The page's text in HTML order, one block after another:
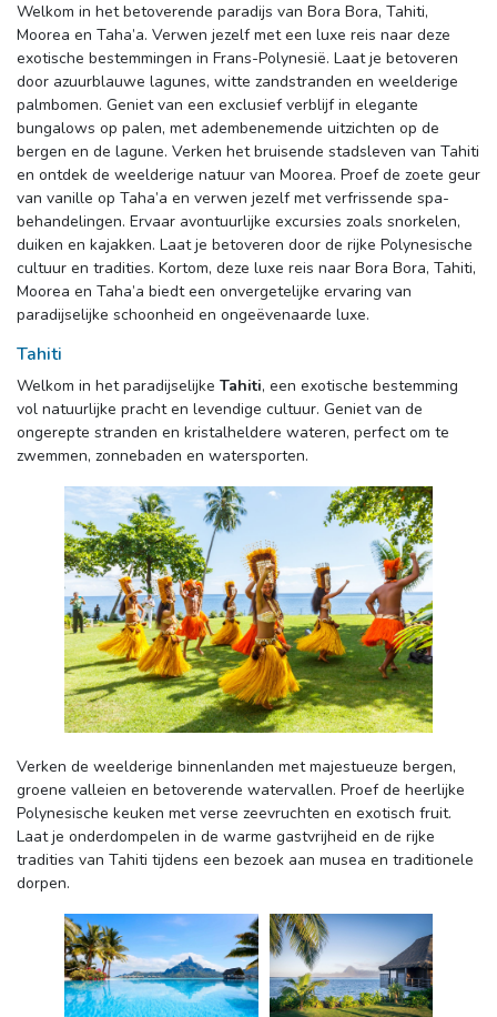
Welkom in het betoverende paradijs van Bora Bora, Tahiti,
Moorea en Taha’a. Verwen jezelf met een luxe reis naar deze
exotische bestemmingen in Frans-Polynesië. Laat je betoveren
door azuurblauwe lagunes, witte zandstranden en weelderige
palmbomen. Geniet van een exclusief verblijf in elegante
bungalows op palen, met adembenemende uitzichten op de
bergen en de lagune. Verken het bruisende stadsleven van Tahiti
en ontdek de weelderige natuur van Moorea. Proef de zoete geur
van vanille op Taha’a en verwen jezelf met verfrissende spa-
behandelingen. Ervaar avontuurlijke excursies zoals snorkelen,
duiken en kajakken. Laat je betoveren door de rijke Polynesische
cultuur en tradities. Kortom, deze luxe reis naar Bora Bora, Tahiti,
Moorea en Taha’a biedt een onvergetelijke ervaring van
paradijselijke schoonheid en ongeëvenaarde luxe.
Tahiti
Welkom in het paradijselijke Tahiti, een exotische bestemming
vol natuurlijke pracht en levendige cultuur. Geniet van de
ongerepte stranden en kristalheldere wateren, perfect om te
zwemmen, zonnebaden en watersporten.
Verken de weelderige binnenlanden met majestueuze bergen,
groene valleien en betoverende watervallen. Proef de heerlijke
Polynesische keuken met verse zeevruchten en exotisch fruit.
Laat je onderdompelen in de warme gastvrijheid en de rijke
tradities van Tahiti tijdens een bezoek aan musea en traditionele
dorpen.